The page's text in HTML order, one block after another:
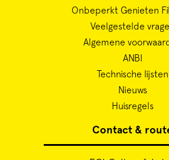
Onbeperkt Genieten
Veelgestelde
Algemene
ANBI
Technische lijsten
Nieuws
Huisregels
Contact &